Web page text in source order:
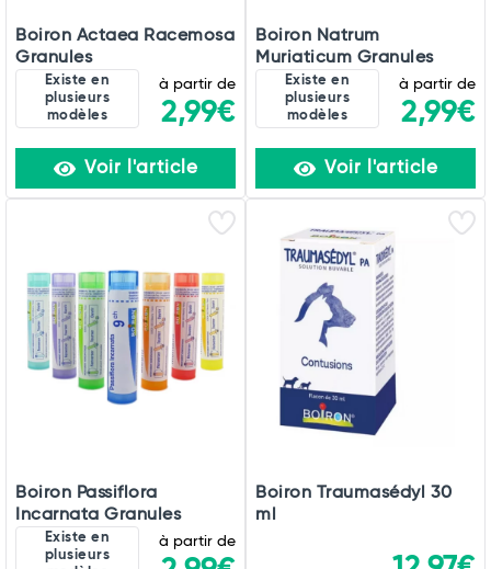
Commander
Boiron Actaea Racemosa
Granules
Existe en
plusieurs
modèles
à partir de
2,99€
Voir l'article
Boiron Natrum
Muriaticum Granules
Existe en
plusieurs
modèles
à partir de
2,99€
Voir l'article
Boiron Passiflora
Incarnata Granules
Existe en
plusieurs
à partir de
Boiron Traumasédyl 30
ml